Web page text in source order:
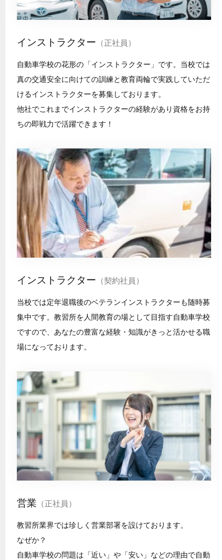
インストラクター （正社員）
自動車学校の花形の「インストラクター」です。当校では
真の交通安全に向けての訓練と教育両輪で実践していただ
けるインストラクターを募集しております。
他社でこれまでインストラクターの経験があり資格をお持
ちの即戦力で活躍できます！
インストラクター （契約社員）
当校では定年退職後のベテランインストラクターも随時募
集中です。教習所を人間教育の場として目指す自動車学校
ですので、あなたの豊富な経験・知識がきっと活かせる職
場になっております。
営業 （正社員）
教習所業界では珍しく営業部署を設けております。
なぜか？
自動車学校の問題は「近い」や「安い」などの理由で自動